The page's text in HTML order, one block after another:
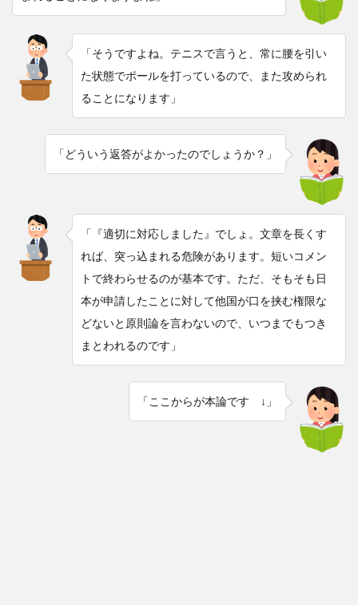
「そうですよね。テニスで言うと、常に腰を引い
た状態でポールを打っているので、また攻められ
ることになります」
「どういう返答がよかったのでしょうか？」
「『適切に対応しました』でしょ。文章を長くす
れば、突っ込まれる危険があります。短いコメン
トで終わらせるのが基本です。ただ、そもそも日
本が申請したことに対して他国が口を挟む権限な
どないと原則論を言わないので、いつまでもつき
まとわれるのです」
「ここからが本論です ↓」